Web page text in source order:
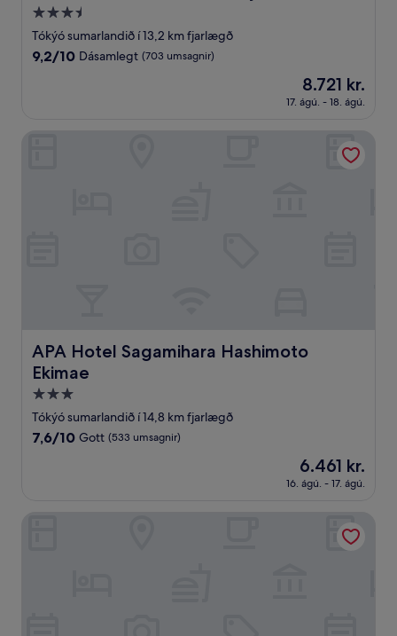
3.5
stjörnu
gististaður
Tókýó sumarlandið í 13,2 km fjarlægð
9.2
umsagnir)
9,2/10 Dásamlegt (703 umsagnir)
Verðið
er
8.721 kr.
8.721 kr.
17. ágú. - 18. ágú.
APA Hotel Sagamihara Hashimoto
Ekimae
APA Hotel Sagamihara Hashimoto Ekimae
3.0
stjörnu
gististaður
Tókýó sumarlandið í 14,8 km fjarlægð
7.6
umsagnir)
7,6/10 Gott (533 umsagnir)
Verðið
er
6.461 kr.
6.461 kr.
16. ágú. - 17. ágú.